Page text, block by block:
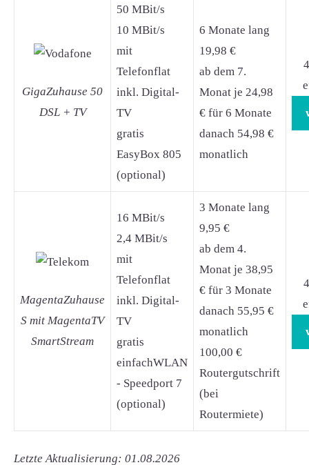
GigaZuhause 50
DSL + TV
50 MBit/s
10 MBit/s
mit
Telefonflat
inkl. Digital-
TV
gratis
EasyBox 805
(optional)
6 Monate lang
19,98 €
ab dem 7.
Monat je 24,98
€ für 6 Monate
danach 54,98 €
monatlich
MagentaZuhause
S mit MagentaTV
SmartStream
16 MBit/s
2,4 MBit/s
mit
Telefonflat
inkl. Digital-
TV
gratis
einfachWLAN
- Speedport 7
(optional)
3 Monate lang
9,95 €
ab dem 4.
Monat je 38,95
€ für 3 Monate
danach 55,95 €
monatlich
100,00 €
Routergutschrift
(bei
Routermiete)
Letzte Aktualisierung: 01.08.2026